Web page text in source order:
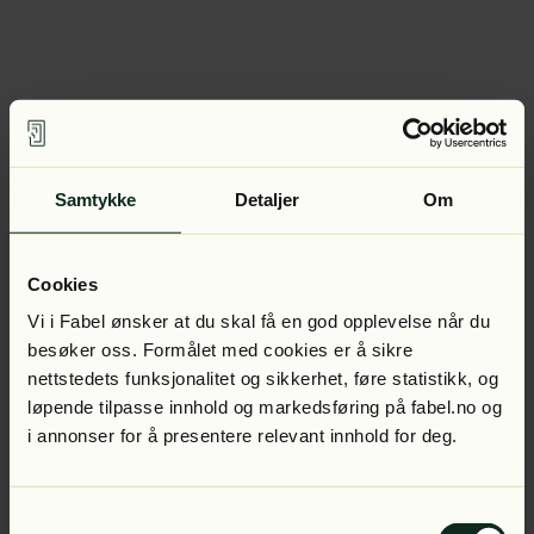
Samtykke Detaljer Om
Cookies
Vi i Fabel ønsker at du skal få en god opplevelse når du
besøker oss. Formålet med cookies er å sikre
nettstedets funksjonalitet og sikkerhet, føre statistikk, og
løpende tilpasse innhold og markedsføring på fabel.no og
i annonser for å presentere relevant innhold for deg.